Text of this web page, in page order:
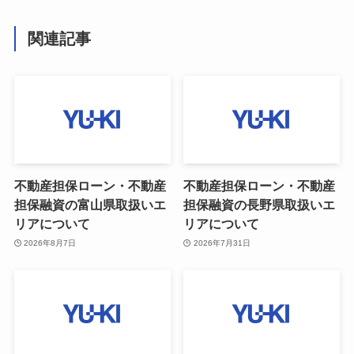
関連記事
不動産担保ローン・不動産
担保融資の富山県取扱いエ
リアについて
2026年8月7日
不動産担保ローン・不動産
担保融資の長野県取扱いエ
リアについて
2026年7月31日